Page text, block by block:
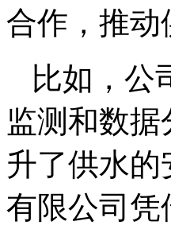
合作，推
比如，公
监测和数
升了供水
有限公司凭